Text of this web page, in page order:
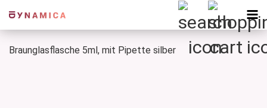
Braunglasflasche 5ml, mit Pipette silber